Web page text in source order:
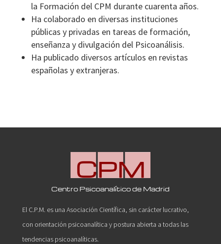
la Formación del CPM durante cuarenta años.
Ha colaborado en diversas instituciones
públicas y privadas en tareas de formación,
enseñanza y divulgación del Psicoanálisis.
Ha publicado diversos artículos en revistas
españolas y extranjeras.
Centro Psicoanalítico de Madrid
El C.P.M. es una Asociación Científica, sin carácter lucrativo,
con orientación psicoanalítica y postura abierta a todas las
tendencias psicoanalíticas.